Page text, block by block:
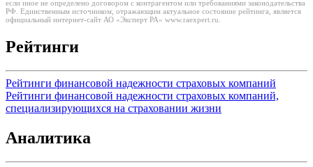
если иное не определено договором с контрагентом или требованиями законодательства
РФ. Единственным источником, отражающим актуальное состояние рейтинга, является
официальный интернет-сайт АО «Эксперт РА» www.raexpert.ru.
Рейтинги
Рейтинги финансовой надежности страховых компаний
Рейтинги финансовой надежности страховых компаний,
специализирующихся на страховании жизни
Аналитика